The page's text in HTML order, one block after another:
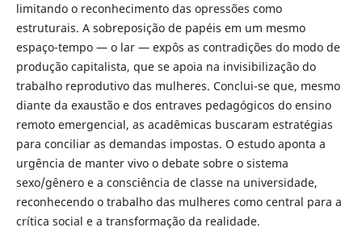
limitando o reconhecimento das opressões como
estruturais. A sobreposição de papéis em um mesmo
espaço-tempo — o lar — expôs as contradições do modo de
produção capitalista, que se apoia na invisibilização do
trabalho reprodutivo das mulheres. Conclui-se que, mesmo
diante da exaustão e dos entraves pedagógicos do ensino
remoto emergencial, as acadêmicas buscaram estratégias
para conciliar as demandas impostas. O estudo aponta a
urgência de manter vivo o debate sobre o sistema
sexo/gênero e a consciência de classe na universidade,
reconhecendo o trabalho das mulheres como central para a
crítica social e a transformação da realidade.